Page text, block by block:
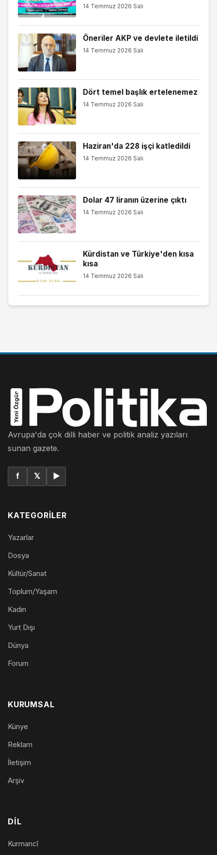
14 Temmuz 2026 Salı
Öneriler AKP ve devlete iletildi
14 Temmuz 2026 Salı
Dört temel başlık ertelenemez
14 Temmuz 2026 Salı
Haziran'da 228 işçi katledildi
14 Temmuz 2026 Salı
Dolar 47 liranın üzerine çıktı
14 Temmuz 2026 Salı
Kürdistan ve Türkiye'den kısa
kısa
14 Temmuz 2026 Salı
Avrupa'da çok dilli haber ve politik analiz yazıları
sunan gazete.
f 𝕏 ▶
KATEGORILER
Yazarlar
Dosya
Kültür/Sanat
Toplum/Yaşam
Kadın
Yurt Dışı
Dünya
Forum
KURUMSAL
Künye
Reklam
İletişim
Arşiv
DIL
Kurmancî